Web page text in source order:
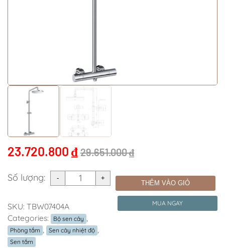
23.720.800 ₫ 29.651.000₫
Số lượng: THÊM VÀO GIỎ
MUA NGAY
SKU: TBW07404A
Categories:
Bộ sen cây
Phòng tắm Sen cây nhiệt độ
Sen tắm